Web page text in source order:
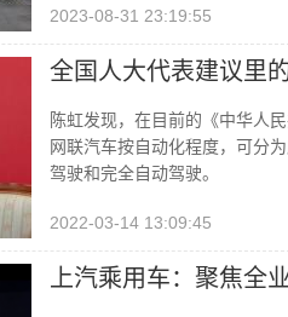
2023-08-31 23:19:55
全国人大代表建议里
陈虹发现，在目前的《中华人
网联汽车按自动化程度，可分
驾驶和完全自动驾驶。
2022-03-14 13:09:45
上汽乘用车：聚焦全